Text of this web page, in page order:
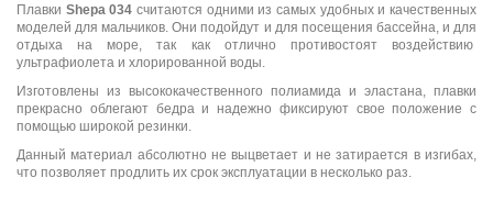
Плавки Shepa 034 считаются одними из самых удобных и качественных
моделей для мальчиков. Они подойдут и для посещения бассейна, и для
отдыха на море, так как отлично противостоят воздействию
ультрафиолета и хлорированной воды.
Изготовлены из высококачественного полиамида и эластана, плавки
прекрасно облегают бедра и надежно фиксируют свое положение с
помощью широкой резинки.
Данный материал абсолютно не выцветает и не затирается в изгибах,
что позволяет продлить их срок эксплуатации в несколько раз.